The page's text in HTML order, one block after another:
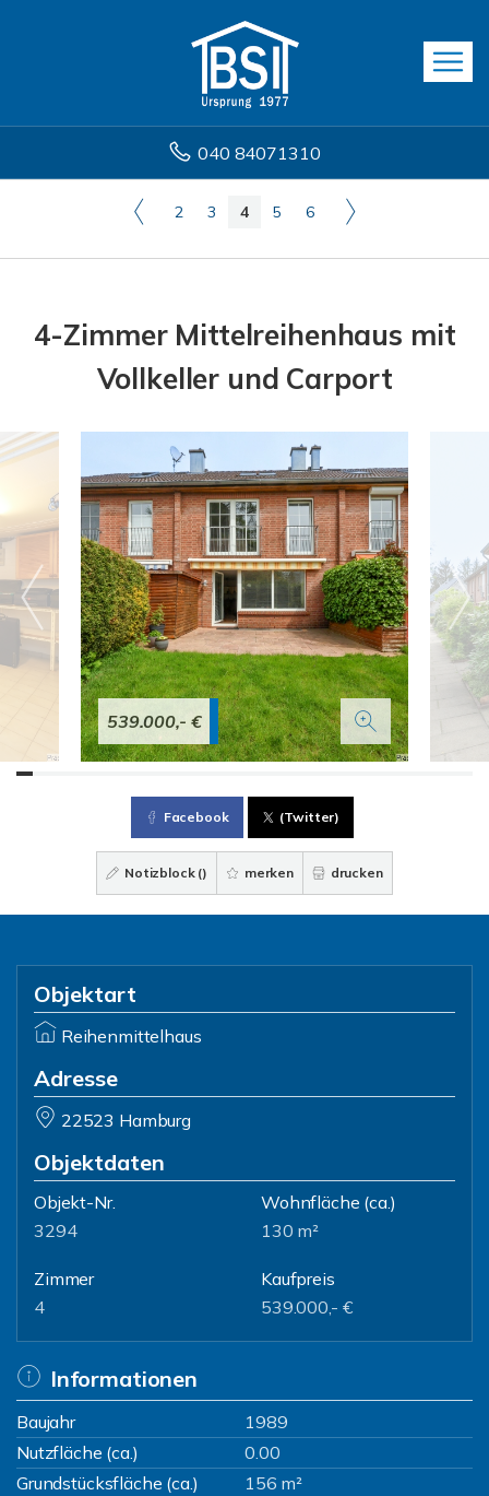
040 84071310
2 3 4 5 6
4-Zimmer Mittelreihenhaus mit
Vollkeller und Carport
539.000,- €
Facebook (Twitter)
Notizblock () merken drucken
Objektart
Reihenmittelhaus
Adresse
22523 Hamburg
Objektdaten
Objekt-Nr.
3294
Wohnfläche (ca.)
130 m²
Zimmer
4
Kaufpreis
539.000,- €
Informationen
Baujahr
1989
Nutzfläche (ca.)
0.00
Grundstücksfläche (ca.)
156 m²